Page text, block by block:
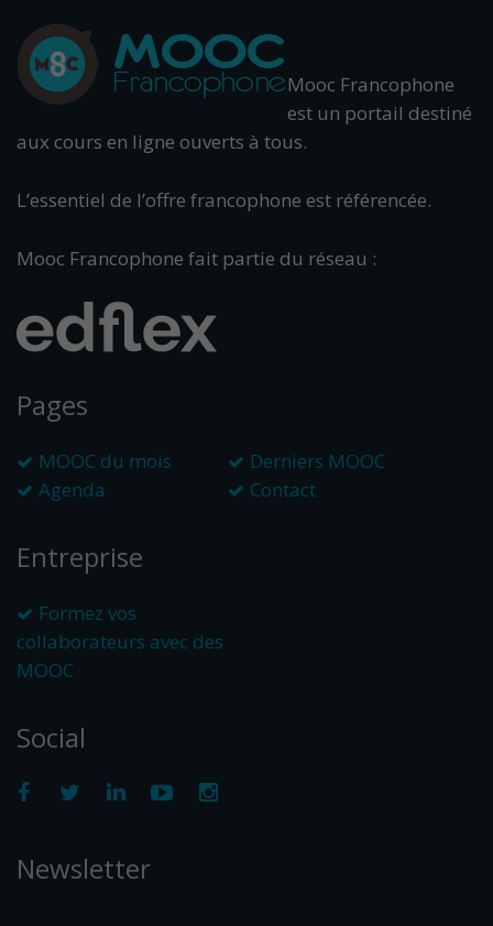
Mooc Francophone
est un portail destiné
aux cours en ligne ouverts à tous.
L’essentiel de l’offre francophone est référencée.
Mooc Francophone fait partie du réseau :
Pages
MOOC du mois
Derniers MOOC
Agenda
Contact
Entreprise
Formez vos
collaborateurs avec des
MOOC
Social
Newsletter